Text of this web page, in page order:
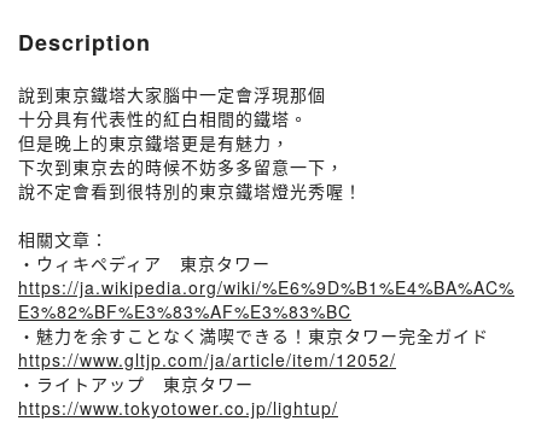
Description
說到東京鐵塔大家腦中一定會浮現那個
十分具有代表性的紅白相間的鐵塔。
但是晚上的東京鐵塔更是有魅力，
下次到東京去的時候不妨多多留意一下，
說不定會看到很特別的東京鐵塔燈光秀喔！
相關文章：
・ウィキペディア 東京タワー
https://ja.wikipedia.org/wiki/%E6%9D%B1%E4%BA%AC%
E3%82%BF%E3%83%AF%E3%83%BC
・魅力を余すことなく満喫できる！東京タワー完全ガイド
https://www.gltjp.com/ja/article/item/12052/
・ライトアップ 東京タワー
https://www.tokyotower.co.jp/lightup/